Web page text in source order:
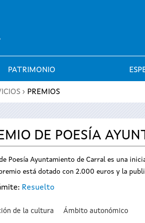
PATRIMONIO
› PREMIOS
DE POESÍA
Poesía Ayuntamiento de Carral es una
está dotado con 2.000 euros y la
Resuelto
de la cultura Ámbito autonómico